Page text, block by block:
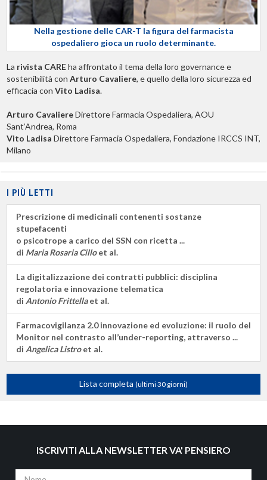
Nella gestione delle CAR-T la figura del farmacista
ospedaliero gioca un ruolo determinante.
La rivista CAREha affrontato il tema della loro governance e
sostenibilità con Arturo Cavaliere, e quello della loro sicurezza ed
efficacia con Vito Ladisa.
Arturo CavaliereDirettore Farmacia Ospedaliera, AOU
Sant’Andrea, Roma
Vito Ladisa Direttore Farmacia Ospedaliera, Fondazione IRCCS INT,
Milano
I PIÙ LETTI
Prescrizione di medicinali contenenti sostanze
stupefacenti
o psicotrope a carico del SSN con ricetta ...
di Maria Rosaria Cilloet al.
La digitalizzazione dei contratti pubblici: disciplina
regolatoria e innovazione telematica
di Antonio Frittellaet al.
Farmacovigilanza 2.0 innovazione ed evoluzione: il ruolo del
Monitor nel contrasto all’under-reporting, attraverso ...
di Angelica Listroet al.
Lista completa (ultimi 30 giorni)
ISCRIVITI ALLA NEWSLETTER VA' PENSIERO
Nome